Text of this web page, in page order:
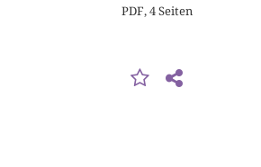
PDF, 4 Seiten